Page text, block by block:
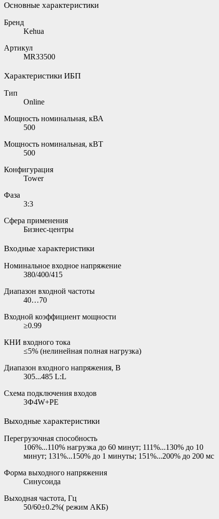
Основные характеристики
Бренд
Kehua
Артикул
MR33500
Характеристики ИБП
Тип
Online
Мощность номинальная, кВА
500
Мощность номинальная, кВТ
500
Конфигурация
Tower
Фаза
3:3
Сфера применения
Бизнес-центры
Входные характеристики
Номинальное входное напряжение
380/400/415
Диапазон входной частоты
40…70
Входной коэффициент мощности
≥0.99
КНИ входного тока
≤5% (нелинейная полная нагрузка)
Диапазон входного напряжения, В
305...485 L:L
Схема подключения входов
3Ф4W+PE
Выходные характеристики
Перегрузочная способность
106%...110% нагрузка до 60 минут; 111%...130% до 10
минут; 131%...150% до 1 минуты; 151%...200% до 200 мс
Форма выходного напряжения
Синусоида
Выходная частота, Гц
50/60±0.2%( режим АКБ)